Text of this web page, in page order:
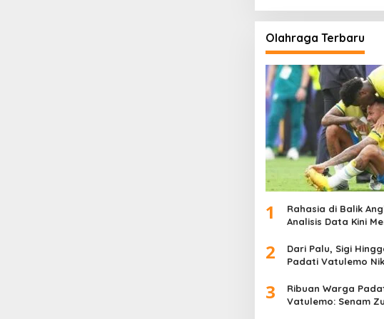
Olahraga Terbaru
1
Rahasia di Balik
Analisis Data Kini
2
Dari Palu, Sigi
Padati Vatulemo
3
Ribuan Warga
Vatulemo: Senam